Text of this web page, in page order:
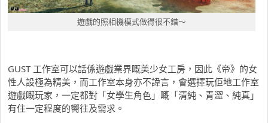
遊戲的照相機模式做得很不錯～
GUST 工作室可以話係遊戲業界嘅美少女工房，因此《帝》的女
性人設極為精美，而工作室本身亦不諱言，會選擇玩佢地工作室
遊戲嘅玩家，一定都對「女學生角色」嘅「清純、青澀、純真」
有住一定程度的嚮往及需求。